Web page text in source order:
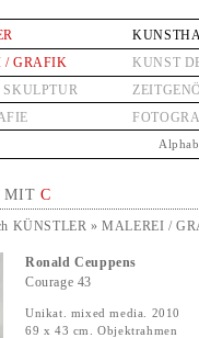
/ GRAFIK
SKULPTUR
KUNST
MIT C
KÜNSTLER » MALEREI /
Ronald Ceuppens
Courage 43
Unikat. mixed media. 2010
69 x 43 cm. Objektrahmen